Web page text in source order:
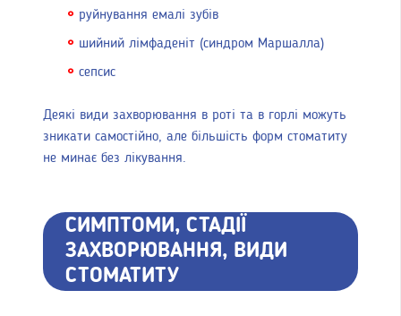
руйнування емалі зубів
шийний лімфаденіт (синдром Маршалла)
сепсис
Деякі види захворювання в роті та в горлі можуть
зникати самостійно, але більшість форм стоматиту
не минає без лікування.
СИМПТОМИ, СТАДІЇ
ЗАХВОРЮВАННЯ, ВИДИ
СТОМАТИТУ